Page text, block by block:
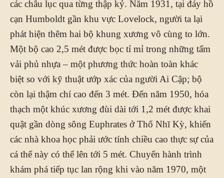
các châu lục qua từng thập kỷ. Năm 1931, tại đáy hồ
cạn Humboldt gần khu vực Lovelock, người ta lại
phát hiện thêm hai bộ khung xương vô cùng to lớn.
Một bộ cao 2,5 mét được bọc tỉ mỉ trong những tấm
vải phủ nhựa – một phương thức hoàn toàn khác
biệt so với kỹ thuật ướp xác của người Ai Cập; bộ
còn lại thậm chí cao đến 3 mét. Đến năm 1950, hóa
thạch một khúc xương đùi dài tới 1,2 mét được khai
quật gần dòng sông Euphrates ở Thổ Nhĩ Kỳ, khiến
các nhà khoa học phải ước tính chiều cao thực sự của
cá thể này có thể lên tới 5 mét. Chuyến hành trình
khám phá tiếp tục lan rộng khi vào năm 1970, một